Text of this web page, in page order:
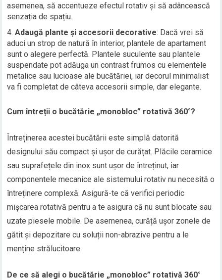
asemenea, să accentueze efectul rotativ și să adâncească
senzația de spațiu.
Adaugă plante și accesorii decorative: Dacă vrei să
aduci un strop de natură în interior, plantele de apartament
sunt o alegere perfectă. Plantele suculente sau plantele
suspendate pot adăuga un contrast frumos cu elementele
metalice sau lucioase ale bucătăriei, iar decorul minimalist
va fi completat de câteva accesorii simple, dar elegante.
Cum întreții o bucătărie „monobloc” rotativă 360°?
Întreținerea acestei bucătării este simplă datorită
designului său compact și ușor de curățat. Plăcile ceramice
sau suprafețele din inox sunt ușor de întreținut, iar
componentele mecanice ale sistemului rotativ nu necesită o
întreținere complexă. Asigură-te că verifici periodic
mișcarea rotativă pentru a te asigura că nu sunt blocate sau
uzate piesele mobile. De asemenea, curăță ușor zonele de
gătit și depozitare cu soluții non-abrazive pentru a le
menține strălucitoare.
De ce să alegi o bucătărie „monobloc” rotativă 360°